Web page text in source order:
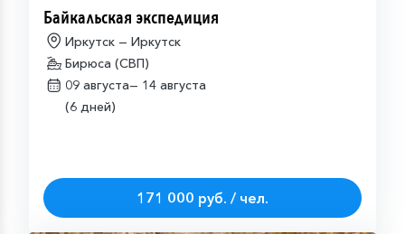
Байкальская экспедиция
Иркутск — Иркутск
Бирюса (СВП)
09 августа— 14 августа
(6 дней)
171 000 руб. / чел.